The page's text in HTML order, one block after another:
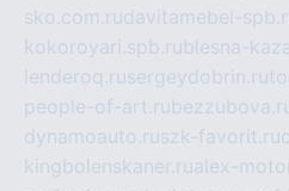
sko.com.rudavitamebel-
kokoroyari.spb.rublesna-
lenderoq.rusergeydobrin.ru
people-of-art.ru
dynamoauto.ruszk-favorit.ru
kingbolenskaner.rualex-